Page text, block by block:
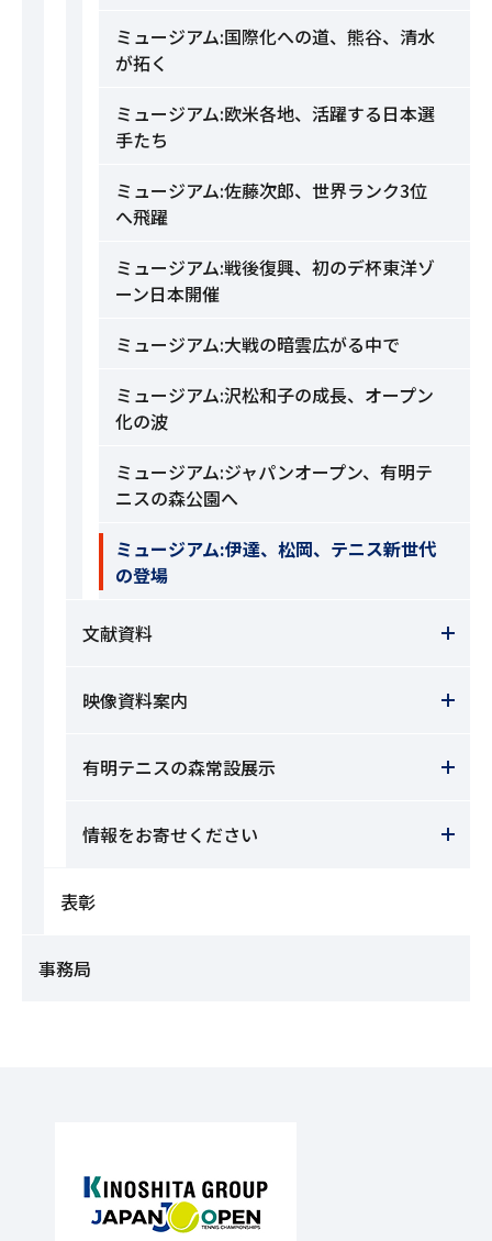
ミュージアム:国際化への道、熊谷、清水
が拓く
ミュージアム:欧米各地、活躍する日本選
手たち
ミュージアム:佐藤次郎、世界ランク3位
へ飛躍
ミュージアム:戦後復興、初のデ杯東洋ゾ
ーン日本開催
ミュージアム:大戦の暗雲広がる中で
ミュージアム:沢松和子の成長、オープン
化の波
ミュージアム:ジャパンオープン、有明テ
ニスの森公園へ
ミュージアム:伊達、松岡、テニス新世代
の登場
文献資料
映像資料案内
有明テニスの森常設展示
情報をお寄せください
表彰
事務局